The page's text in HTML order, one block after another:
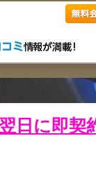
日に即契